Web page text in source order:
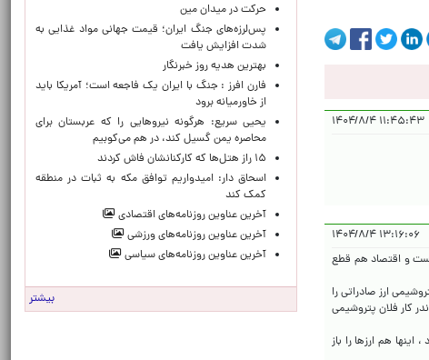
۱۱:۴۵:۴۳ ۱۴۰۴/۸/۴
۱۳:۱۶:۰۶ ۱۴۰۴/۸/۴
و اقتصاد هم قطع
ارز صادراتی را
کار فلان پتروشیمی
هم ارزها را باز
حركت در ميدان مين
پس‌لرزه‌های جنگ ایران؛ قیمت جهانی مواد غذایی به
شدت افزایش یافت
بهترین هدیه روز خبرنگار
فارن افرز : جنگ با ایران یک فاجعه است؛ آمریکا باید
از خاورمیانه برود
یحیی سریع: هرگونه نیروهایی را که عربستان برای
محاصره یمن گسیل کند، در هم می‌کوبیم
۱۵ راز هتل‌ها که کارکنانشان فاش کردند
اسحاق دار: امیدواریم توافق مکه به ثبات در منطقه
کمک کند
آخرین عناوین روزنامه‌های اقتصادی
آخرین عناوین روزنامه‌های ورزشی
آخرین عناوین روزنامه‌های سیاسی
بیشتر